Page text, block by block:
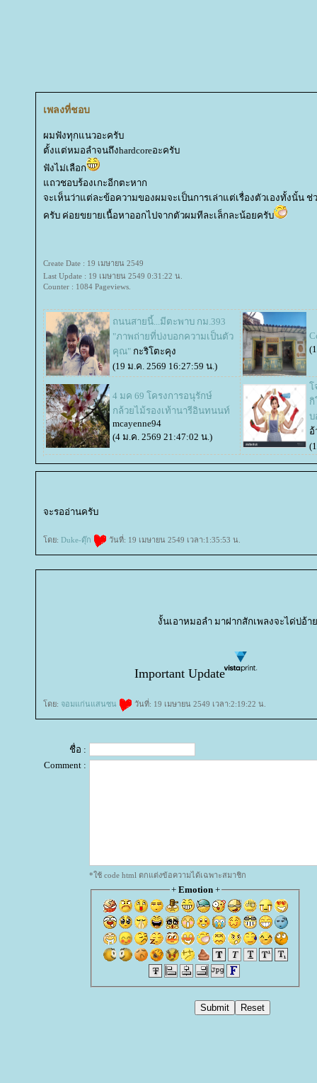
เพลงที่ชอบ
ผมฟังทุกแนวอะครับ
ตั้งแต่หมอลำจนถึงhardcoreอะครับ
ฟังไม่เลือก
ถวชอบร้องเกะอีกตะหาก
จะเห็นว่าแต่ละข้อความของผมจะเป็นการเล่าแต่เรื่องตัวเองทั้งนั้น
ครับ ค่อยขยายเนื้อหาออกไปจากตัวผมทีละเล็กละน้อยครับ
Create Date : 19 เมษายน 2549
Last Update : 19 เมษายน 2549 0:31:22 น.
Counter : 1084 Pageviews.
ถนนสายนี้...มีตะพาบ กม.393
"ภาพถ่ายที่บ่งบอกความเป็นตัว
คุณ" กะริโตะคุง
(19 ม.ค. 2569 16:27:59 น.)
4 มค 69 โครงการอนุรักษ์
กล้วยไม้รองเท้านารีอินทนนท์
mcayenne94
(4 ม.ค. 2569 21:47:02 น.)
จ
กิ
บ
อ้
จะรออ่านครับ
ดย: Duke-ดุ๊ก วันที่: 19 เมษายน 2549 เวลา:1:35:53 น.
งั้นเอาหมอลำ มาฝากสักเพลงจะได่บ่
ดย: จอมแก่นแสนซน วันที่: 19 เมษายน 2549 เวลา:2:19:22 น.
ชื่อ :
Comment :
*ใช้ code html ตกแต่งข้อความได้เฉพาะสมาชิก
+ Emotion+